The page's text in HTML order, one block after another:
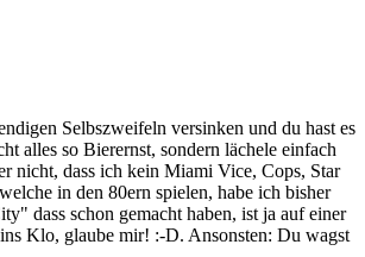
Selbszweifeln versinken und du hast es
alles so Bierernst, sondern lächele einfach
nicht, dass ich kein Miami Vice, Cops, Star
in den 80ern spielen, habe ich bisher
dass schon gemacht haben, ist ja auf einer
Klo, glaube mir! :-D. Ansonsten: Du wagst